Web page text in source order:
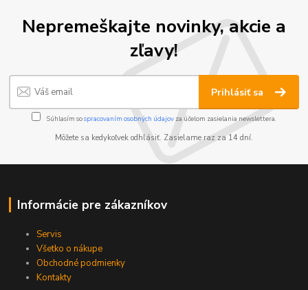
Nepremeškajte novinky, akcie a
zľavy!
Prihlásiť sa
Súhlasím sospracovaním osobných údajov za účelom zasielania newslettera.
Môžete sa kedykoľvek odhlásiť. Zasielame raz za 14 dní.
Informácie pre zákazníkov
Servis
Všetko o nákupe
Obchodné podmienky
Kontakty